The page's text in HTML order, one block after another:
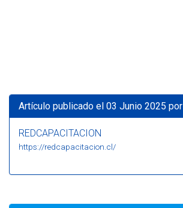
Artículo publicado el 03 Junio 2025 por
REDCAPACITACION
https://redcapacitacion.cl/